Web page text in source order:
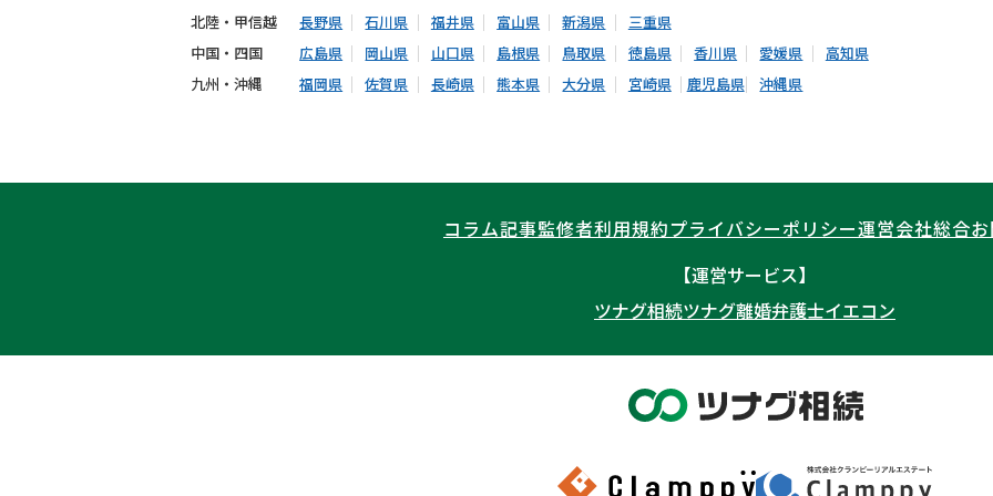
北陸・甲信越
長野県 石川県 福井県 富山県 新潟県
三重県
中国・四国
広島県 岡山県 山口県 島根県 鳥取県 徳島県 香川県 愛媛県
高知県
九州・沖縄
福岡県 佐賀県 長崎県 熊本県 大分県 宮崎県 鹿児島県 沖縄県
コラム記事監修者利用規約プライバシーポリシー運営会社総合
【運営サービス】
ツナグ相続ツナグ離婚弁護士イエコン